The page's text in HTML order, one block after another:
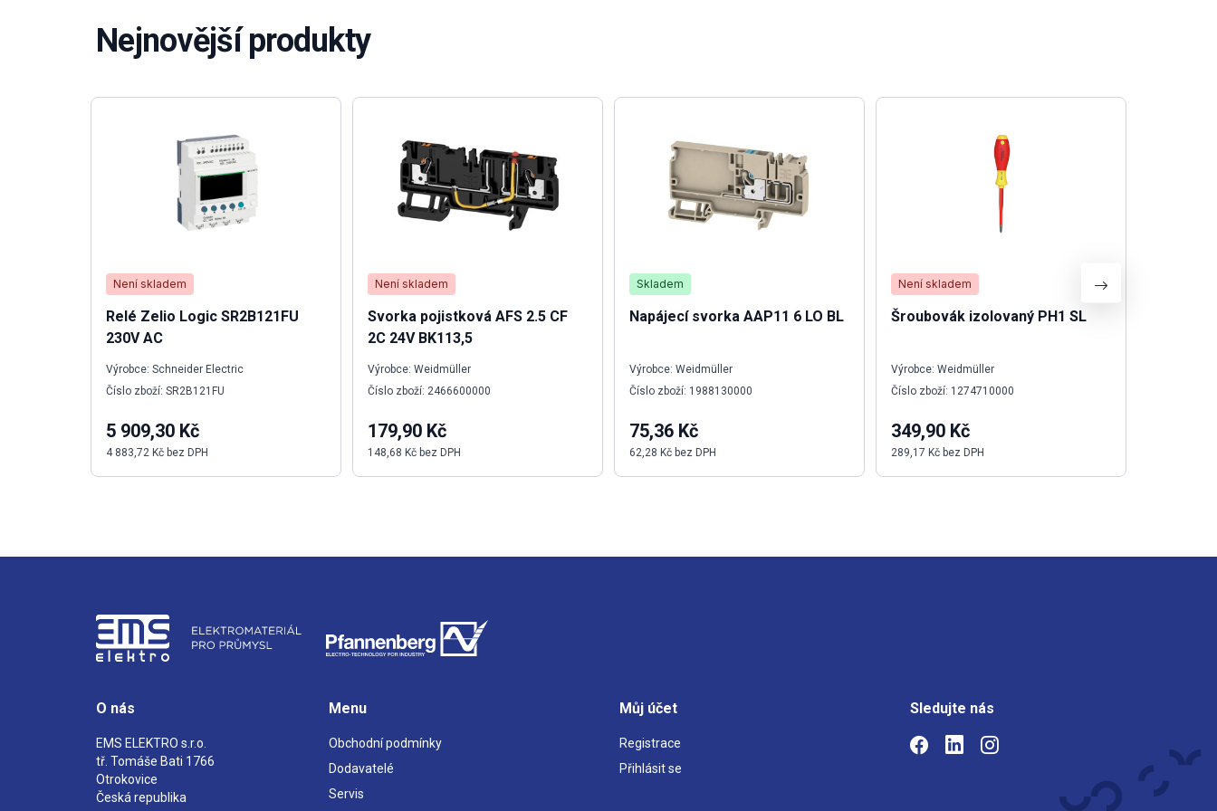
Nejnovější produkty
Není skladem
Relé Zelio Logic SR2B121FU
230V AC
Výrobce: Schneider Electric
Číslo zboží: SR2B121FU
5 909,30 Kč
4 883,72 Kč bez DPH
Není skladem
Svorka pojistková AFS 2.5 CF
2C 24V BK113,5
Výrobce: Weidmüller
Číslo zboží: 2466600000
179,90 Kč
148,68 Kč bez DPH
Skladem
Napájecí svorka AAP11 6 LO BL
Výrobce: Weidmüller
Číslo zboží: 1988130000
75,36 Kč
62,28 Kč bez DPH
Není skladem
Šroubovák izolovaný PH1 SL
Výrobce: Weidmüller
Číslo zboží: 1274710000
349,90 Kč
289,17 Kč bez DPH
O nás
EMS ELEKTRO s.r.o.
tř. Tomáše Bati 1766
Otrokovice
Česká republika
Menu
Obchodní podmínky
Dodavatelé
Servis
Můj účet
Registrace
Přihlásit se
Sledujte nás